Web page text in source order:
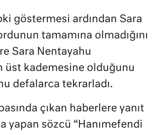
göstermesi ardından Sara
tamamına olmadığını
Sara Nentayahu
üst kademesine olduğunu
defalarca tekrarladı.
çıkan haberlere yanıt
yapan sözcü “Hanımefendi